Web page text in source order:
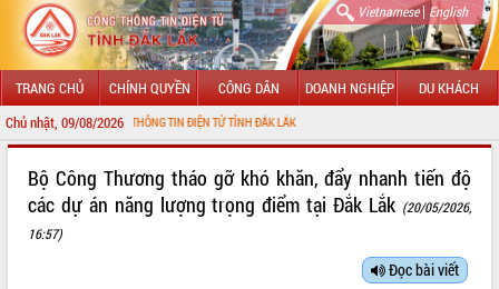
Vietnamese| English
TRANG CHỦ CHÍNH QUYỀN CÔNG DÂN DOANH NGHIỆP DU KHÁCH
Chủ nhật, 09/08/2026
CỔNG THÔNG TIN ĐIỆN TỬ TỈNH ĐẮK LẮK
LÃNH ĐẠO UBND TỈNH
Bộ Công Thương tháo gỡ khó khăn, đẩy nhanh tiến độ
các dự án năng lượng trọng điểm tại Đắk Lắk (20/05/2026,
16:57)
Đọc bài viết